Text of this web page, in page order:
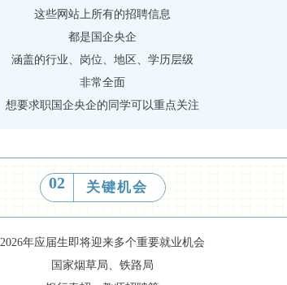
这些网站上所有的招聘信息
都是国企央企
涵盖的行业、岗位、地区、学历层级
非常全面
想要求职国企央企的同学可以重点关注
02 关键机会
2026年应届生即将迎来多个重要就业机会
国家烟草局、铁路局